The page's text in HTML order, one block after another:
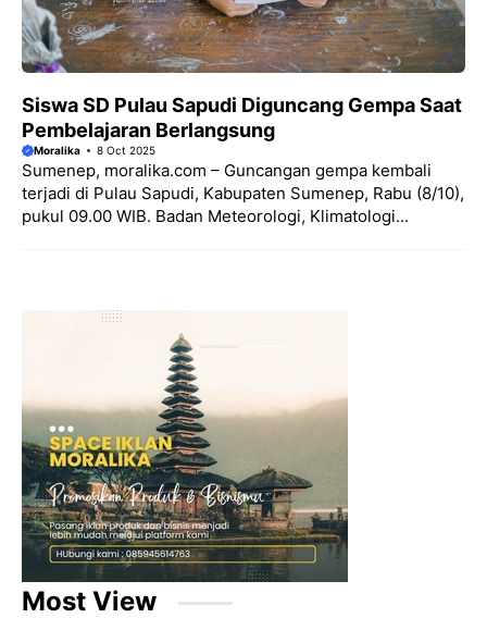
Siswa SD Pulau Sapudi Diguncang Gempa Saat
Pembelajaran Berlangsung
Moralika 8 Oct 2025
Sumenep, moralika.com – Guncangan gempa kembali
terjadi di Pulau Sapudi, Kabupaten Sumenep, Rabu (8/10),
pukul 09.00 WIB. Badan Meteorologi, Klimatologi...
Most View